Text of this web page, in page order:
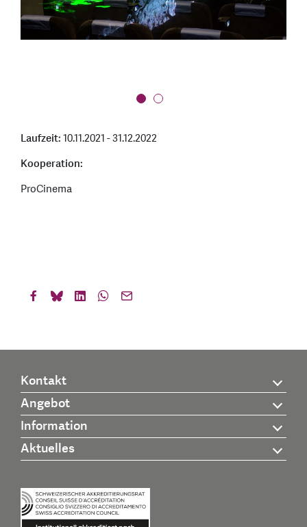
Laufzeit:10.11.2021 - 31.12.2022
Kooperation:
ProCinema
Kontakt
Angebot
Information
Aktuelles